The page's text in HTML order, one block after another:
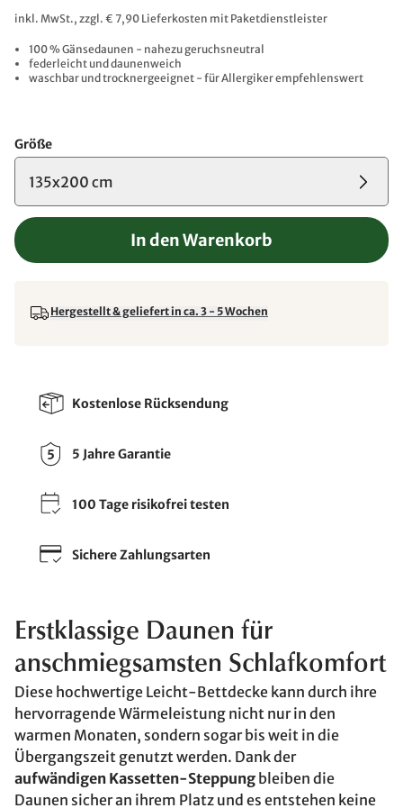
inkl. MwSt., zzgl. € 7,90 Lieferkosten mit Paketdienstleister
100 % Gänsedaunen - nahezu geruchsneutral
federleicht und daunenweich
waschbar und trocknergeeignet - für Allergiker empfehlenswert
Größe
135x200 cm
In den Warenkorb
Hergestellt & geliefert in ca. 3 - 5 Wochen
Kostenlose Rücksendung
5 Jahre Garantie
100 Tage risikofrei testen
Sichere Zahlungsarten
Erstklassige Daunen für
anschmiegsamsten Schlafkomfort
Diese hochwertige Leicht-Bettdecke kann durch ihre
hervorragende Wärmeleistung nicht nur in den
warmen Monaten, sondern sogar bis weit in die
Übergangszeit genutzt werden. Dank der
aufwändigen Kassetten-Steppung bleiben die
Daunen sicher an ihrem Platz und es entstehen keine